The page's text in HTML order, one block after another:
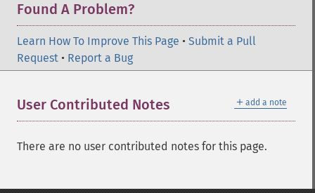
Found A Problem?
Learn How To Improve This Page • Submit a Pull
Request • Report a Bug
＋ add a note
User Contributed Notes
There are no user contributed notes for this page.